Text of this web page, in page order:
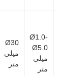
Ø1.0-
Ø5.0
میلی
متر
Ø30
میلی
متر